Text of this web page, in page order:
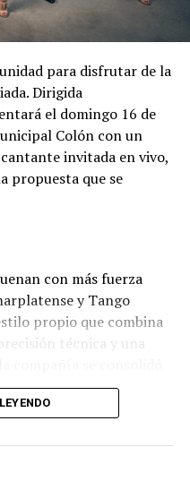
para disfrutar de la
Dirigida
el domingo 16 de
Colón con un
invitada en vivo,
propuesta que se
con más fuerza
y Tango
propio que combina
técnica y una
del género en el
universos, desde los
y electrónicas.